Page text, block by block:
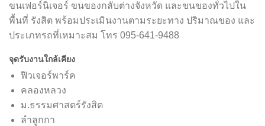
ขนเฟอร์นิเจอร์ ขนของกลับต่างจังหวัด และขนของทั่วไปใน
พื้นที่ รังสิต พร้อมประเมินงานตามระยะทาง ปริมาณของ และ
ประเภทรถที่เหมาะสม โทร 095-641-9488
จุดรับงานใกล้เคียง
ฟิวเจอร์พาร์ค
คลองหลวง
ม.ธรรมศาสตร์รังสิต
ลำลูกกา